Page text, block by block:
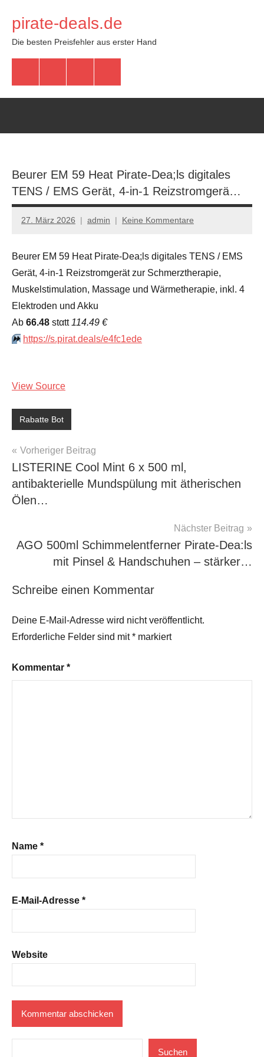
Inhalt
springen
pirate-deals.de
Die besten Preisfehler aus erster Hand
Beurer EM 59 Heat Pirate-Dea;ls digitales
TENS / EMS Gerät, 4-in-1 Reizstromgerä…
27. März 2026 admin Keine Kommentare
Beurer EM 59 Heat Pirate-Dea;ls digitales TENS / EMS
Gerät, 4-in-1 Reizstromgerät zur Schmerztherapie,
Muskelstimulation, Massage und Wärmetherapie, inkl. 4
Elektroden und Akku
Аb 66.48 stαtt 114.49 €
⏩️ https://s.pirat.deals/e4fc1ede
View Source
Rabatte Bot
Beitragsnavigation
Vorheriger Beitrag
LISTERINE Cool Mint 6 x 500 ml,
antibakterielle Mundspülung mit ätherischen
Ölen…
Nächster Beitrag
AGO 500ml Schimmelentferner Pirate-Dea:ls
mit Pinsel & Handschuhen – stärker…
Schreibe einen Kommentar
Deine E-Mail-Adresse wird nicht veröffentlicht.
Erforderliche Felder sind mit* markiert
Kommentar *
Name *
E-Mail-Adresse *
Website
Suchen